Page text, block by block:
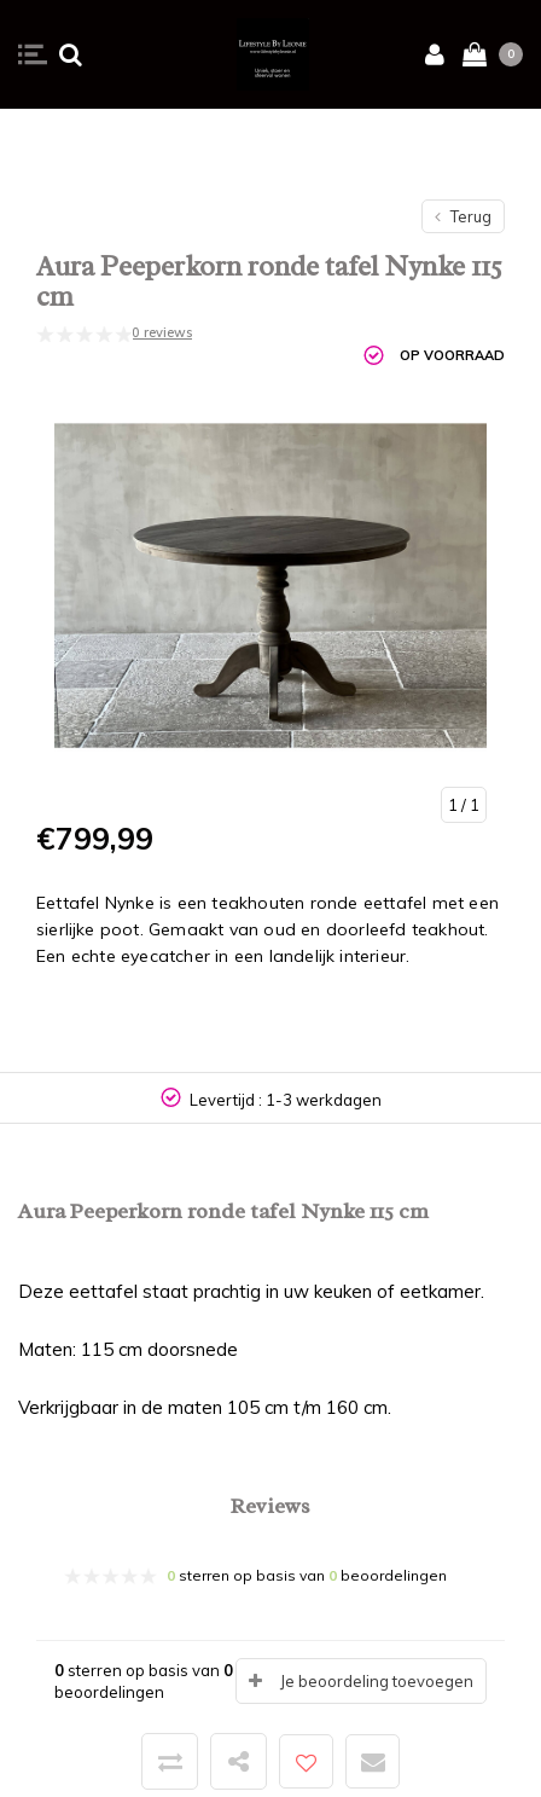
0
Terug
Aura Peeperkorn ronde tafel Nynke 115
cm
0 reviews
OP VOORRAAD
1 / 1
€799,99
Eettafel Nynke is een teakhouten ronde eettafel met een
sierlijke poot. Gemaakt van oud en doorleefd teakhout.
Een echte eyecatcher in een landelijk interieur.
Levertijd : 1-3 werkdagen
Aura Peeperkorn ronde tafel Nynke 115 cm
Deze eettafel staat prachtig in uw keuken of eetkamer.
Maten: 115 cm doorsnede
Verkrijgbaar in de maten 105 cm t/m 160 cm.
Reviews
0 sterren op basis van 0 beoordelingen
0sterren op basis van 0
beoordelingen
Je beoordeling toevoegen